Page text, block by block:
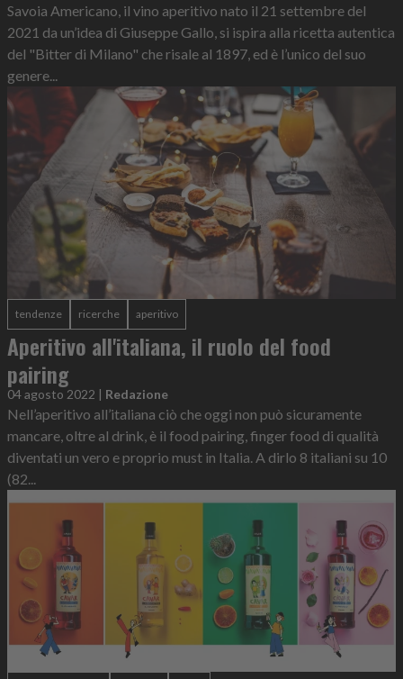
Savoia Americano, il vino aperitivo nato il 21 settembre del
2021 da un’idea di Giuseppe Gallo, si ispira alla ricetta autentica
del "Bitter di Milano" che risale al 1897, ed è l’unico del suo
genere...
tendenze ricerche aperitivo
Aperitivo all'italiana, il ruolo del food
pairing
04 agosto 2022 | Redazione
Nell’aperitivo all’italiana ciò che oggi non può sicuramente
mancare, oltre al drink, è il food pairing, finger food di qualità
diventati un vero e proprio must in Italia. A dirlo 8 italiani su 10
(82...